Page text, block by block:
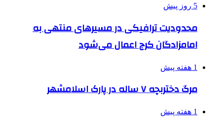
5 روز پیش
محدودیت ترافیکی در مسیرهای منتهی به
امامزادگان کرج اعمال می‌شود
1 هفته پیش
مرگ دختربچه ۷ ساله در پارک اسلامشهر
1 هفته پیش